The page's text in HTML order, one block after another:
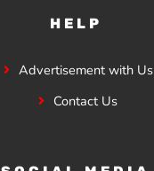
HELP
Advertisement with Us
Contact Us